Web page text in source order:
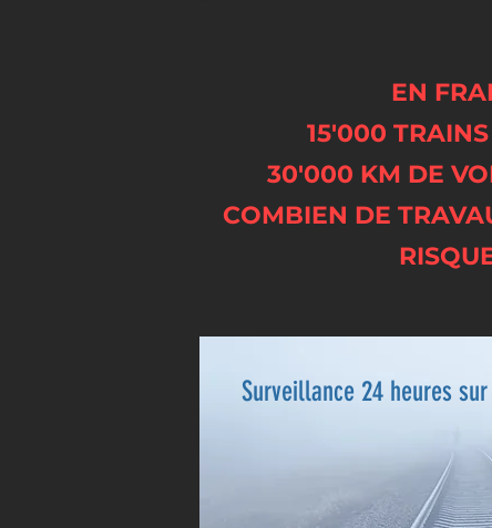
EN
15'000
30'000 KM DE
COMBIEN DE
Surveillance 24 heures